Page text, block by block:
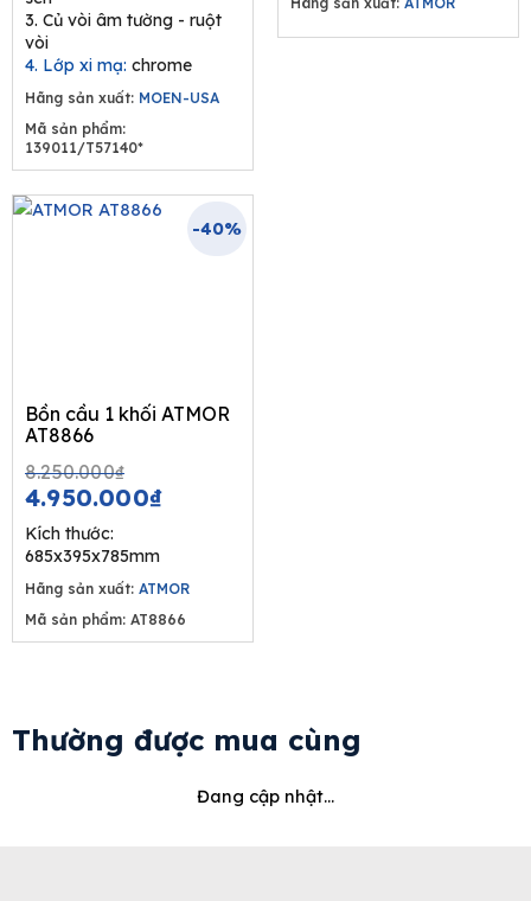
3. Củ vòi âm tường - ruột
vòi
4. Lớp xi mạ: chrome
Hãng sản xuất: MOEN-USA
Mã sản phẩm:
139011/T57140*
-40%
Bồn cầu 1 khối ATMOR
AT8866
8.250.000₫Original
price
8.250.000₫.
4.950.000₫price
Kích thước:
685x395x785mm
Hãng sản xuất: ATMOR
Mã sản phẩm: AT8866
Thường được mua cùng
Đang cập nhật...